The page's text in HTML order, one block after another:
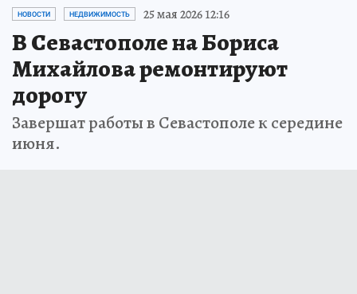
НОВОСТИ НЕДВИЖИМОСТЬ 25 мая 2026 12:16
В Севастополе на Бориса
Михайлова ремонтируют
дорогу
Завершат работы в Севастополе к середине
июня.